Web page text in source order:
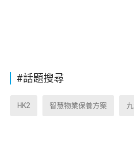
#話題搜尋
HK2 智慧物業保養方案